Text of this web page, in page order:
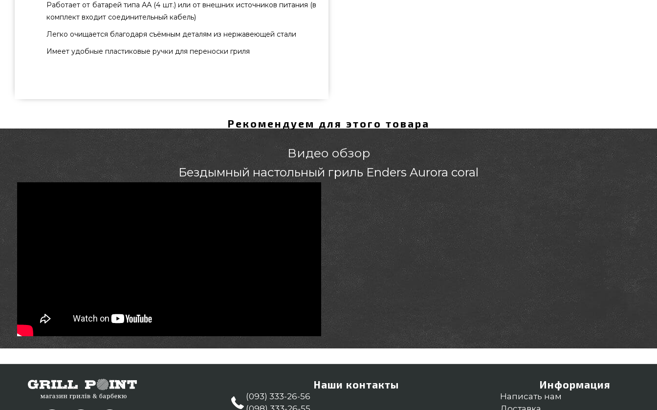
Работает от батарей типа АА (4 шт.) или от внешних источников питания (в
комплект входит соединительный кабель)
Легко очищается благодаря съёмным деталям из нержавеющей стали
Имеет удобные пластиковые ручки для переноски гриля
775 грн. в онлайн каталоге грилей Гриль Поинт. Заманчивые предложения на
по номеру (044) 334-76-95 и мы поможем выбрать жителям городов: Чернигов,
Павлоград, Ивано-Франковск
Рекомендуем для этого товара
Видео обзор
Бездымный настольный гриль Enders Aurora coral
Наши контакты
(093) 333-26-56
Информация
Написать нам